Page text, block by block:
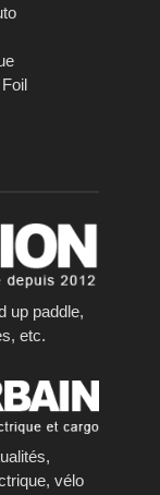
up paddle,
etc.
vélo